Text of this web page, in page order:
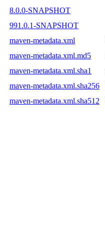
8.0.0-SNAPSHOT
991.0.1-SNAPSHOT
maven-metadata.xml
maven-metadata.xml.md5
maven-metadata.xml.sha1
maven-metadata.xml.sha256
maven-metadata.xml.sha512